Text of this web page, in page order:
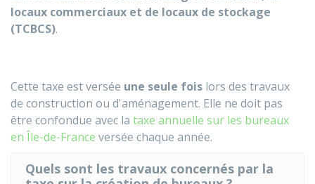
locaux commerciaux et de locaux de stockage
(TCBCS).
Cette taxe est versée une seule fois lors des travaux
de construction ou d'aménagement. Elle ne doit pas
être confondue avec la taxe annuelle sur les bureaux
en Île-de-France versée chaque année.
Quels sont les travaux concernés par la